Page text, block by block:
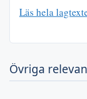
Läs hela
Övriga